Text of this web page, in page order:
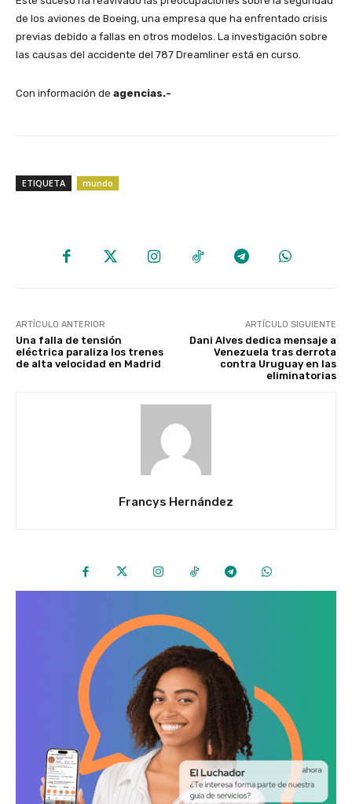
de los aviones de Boeing, una empresa que ha enfrentado crisis
previas debido a fallas en otros modelos. La investigación sobre
las causas del accidente del 787 Dreamliner está en curso.
Con información de agencias.-
ETIQUETA mundo
ARTÍCULO ANTERIOR
Una falla de tensión
eléctrica paraliza los trenes
de alta velocidad en Madrid
ARTÍCULO SIGUIENTE
Dani Alves dedica mensaje a
Venezuela tras derrota
contra Uruguay en las
eliminatorias
Francys Hernández